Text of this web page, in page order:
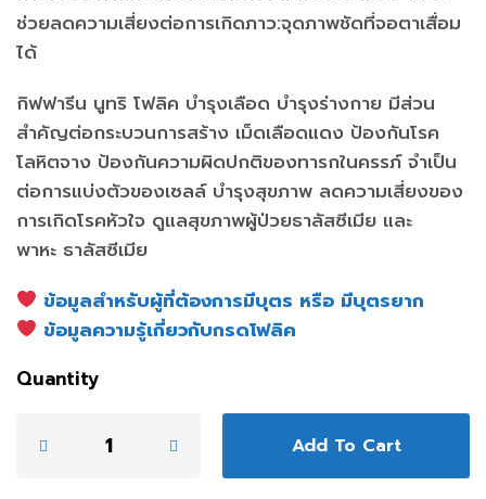
ช่วยลดความเสี่ยงต่อการเกิดภาว:จุดภาพชัดที่จอตาเสื่อม
ได้
กิฟฟารีน นูทริ โฟลิค บำรุงเลือด บำรุงร่างกาย มีส่วน
สำคัญต่อกระบวนการสร้าง เม็ดเลือดแดง ป้องกันโรค
โลหิตจาง ป้องกันความผิดปกติของทารกในครรภ์ จำเป็น
ต่อการแบ่งตัวของเซลล์ บำรุงสุขภาพ ลดความเสี่ยงของ
การเกิดโรคหัวใจ ดูแลสุขภาพผู้ป่วยธาลัสซีเมีย และ
พาหะ ธาลัสซีเมีย
ข้อมูลสำหรับผู้ที่ต้องการมีบุตร หรือ มีบุตรยาก
ข้อมูลความรู้เกี่ยวกับกรดโฟลิค
Quantity
Add To Cart